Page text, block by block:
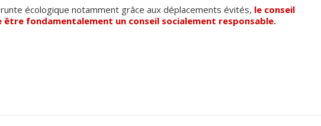
écologique notamment grâce aux déplacements évités, le conseil
être fondamentalement un conseil socialement responsable.